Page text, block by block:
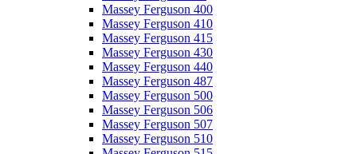
Massey Ferguson 400
Massey Ferguson 410
Massey Ferguson 415
Massey Ferguson 430
Massey Ferguson 440
Massey Ferguson 487
Massey Ferguson 500
Massey Ferguson 506
Massey Ferguson 507
Massey Ferguson 510